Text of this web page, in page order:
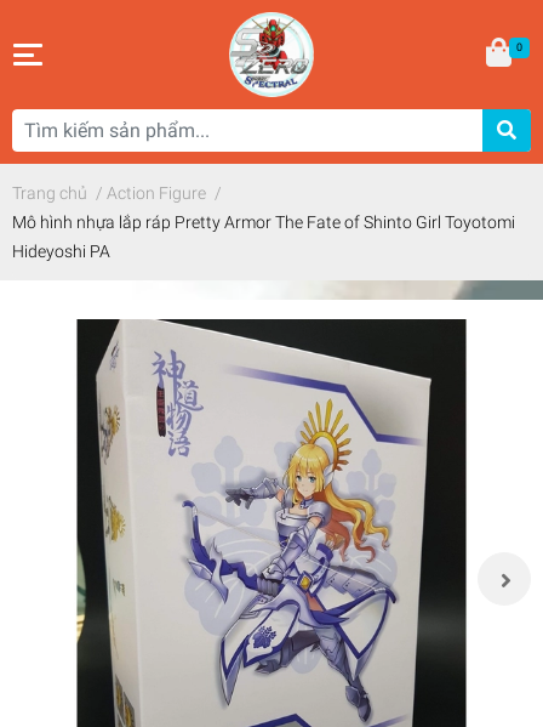
0
Trang chủ / Action Figure /
Mô hình nhựa lắp ráp Pretty Armor The Fate of Shinto Girl Toyotomi
Hideyoshi PA